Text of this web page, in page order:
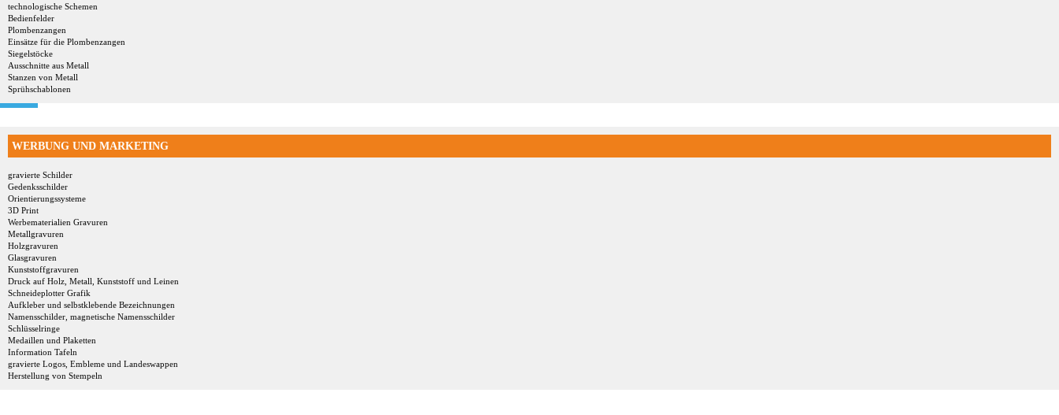
technologische Schemen
Bedienfelder
Plombenzangen
Einsätze für die Plombenzangen
Siegelstöcke
Ausschnitte aus Metall
Stanzen von Metall
Sprühschablonen
WERBUNG UND MARKETING
gravierte Schilder
Gedenksschilder
Orientierungssysteme
3D Print
Werbematerialien Gravuren
Metallgravuren
Holzgravuren
Glasgravuren
Kunststoffgravuren
Druck auf Holz, Metall, Kunststoff und Leinen
Schneideplotter Grafik
Aufkleber und selbstklebende Bezeichnungen
Namensschilder, magnetische Namensschilder
Schlüsselringe
Medaillen und Plaketten
Information Tafeln
gravierte Logos, Embleme und Landeswappen
Herstellung von Stempeln